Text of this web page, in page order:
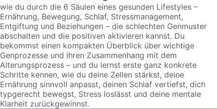
wie du durch die 6 Säulen eines gesunden Lifestyles –
Ernährung, Bewegung, Schlaf, Stressmanagement,
Entgiftung und Beziehungen – die schlechten Genmuster
abschalten und die positiven aktivieren kannst. Du
bekommst einen kompakten Überblick über wichtige
Genprozesse und ihren Zusammenhang mit dem
Alterungsprozess – und du lernst erste ganz konkrete
Schritte kennen, wie du deine Zellen stärkst, deine
Ernährung sinnvoll anpasst, deinen Schlaf vertiefst, dich
typgerecht bewegst, Stress loslässt und deine mentale
Klarheit zurückgewinnst.